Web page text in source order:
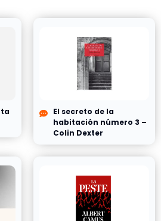
El secreto de la
habitación número 3 –
Colin Dexter